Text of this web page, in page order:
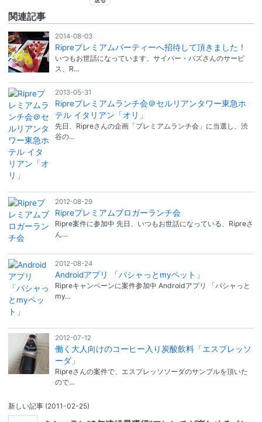
関連記事
2014-08-03
Ripreプレミアムパーティーへ招待して頂きました！
いつもお世話になっています、サイバー・バズさんのサービ
ス、R…
2013-05-31
Ripreプレミアムランチ会＠セルリアンタワー東急ホ
テル イタリアン「オリ」
先日、Ripreさんの企画「プレミアムランチ会」に当選し、渋
谷の…
2012-08-29
Ripreプレミアムブロガーランチ会
Ripre案件に参加中 先日、いつもお世話になっている、Ripreさ
ん…
2012-08-24
Androidアプリ 「パシャっとmyペット」
Ripreキャンペーンに案件参加中 Androidアプリ 「パシャっと
my…
2012-07-12
働く大人向けのコーヒー入り炭酸飲料「エスプレッソ
ーダ」
Ripreさんの案件で、エスプレッソソーダのサンプルを頂いた
ので…
新しい記事 (2011-02-25)